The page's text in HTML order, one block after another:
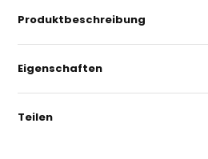
Produktbeschreibung
Eigenschaften
Teilen